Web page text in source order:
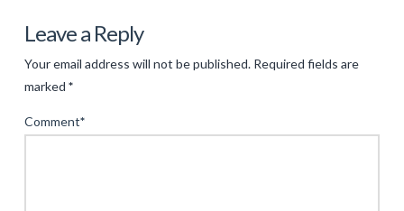
Il
Fenomeno
dell’Ice
in
Leave a Reply
Your email address will not be published. Required fields are
marked *
Comment*